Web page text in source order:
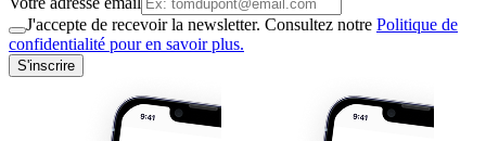
J'accepte de recevoir la newsletter. Consultez notre Politique de
confidentialité pour en savoir plus.
S'inscrire